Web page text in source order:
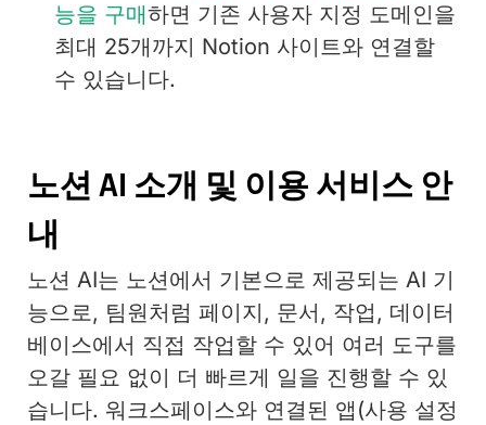
능을 구매하면 기존 사용자 지정 도메인을
최대 25개까지 Notion 사이트와 연결할
수 있습니다.
노션 AI 소개 및 이용 서비스 안
내
노션 AI는 노션에서 기본으로 제공되는 AI 기
능으로, 팀원처럼 페이지, 문서, 작업, 데이터
베이스에서 직접 작업할 수 있어 여러 도구를
오갈 필요 없이 더 빠르게 일을 진행할 수 있
습니다. 워크스페이스와 연결된 앱(사용 설정